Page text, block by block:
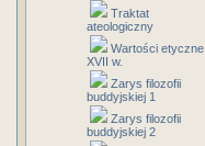
Traktat
ateologiczny
Wartości etyczne
XVII w.
Zarys filozofii
buddyjskiej 1
Zarys filozofii
buddyjskiej 2